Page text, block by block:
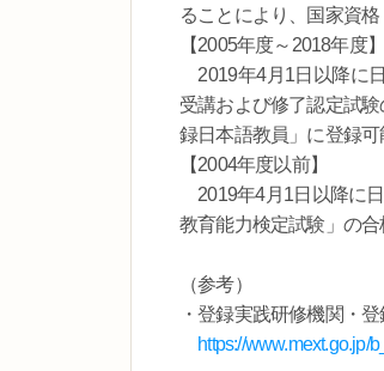
ることにより、国家資
【2005年度～2018年度】
2019年4月1日以降に
受講および修了認定試
録日本語教員」に登録可
【2004年度以前】
2019年4月1日以降に
教育能力検定試験」の
（参考）
・登録実践研修機関・
https://www.mext.go.jp/